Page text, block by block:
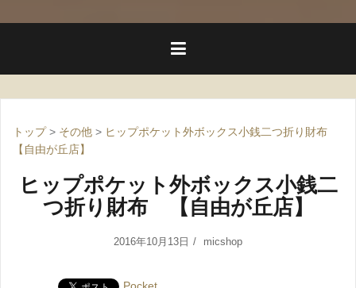
トップ> その他 > ヒップポケット外ボックス小銭二つ折り財布
【自由が丘店】
ヒップポケット外ボックス小銭二
つ折り財布 【自由が丘店】
2016年10月13日 micshop
Pocket